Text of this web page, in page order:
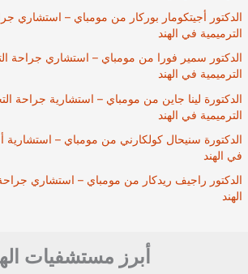
الدكتور أجيتكومار بوركار من مومباي – استشاري
الترميمية في الهند
الدكتور سمير فورا من مومباي – استشاري جراحة
الترميمية في الهند
الدكتورة لينا جاين من مومباي – استشارية جراحة
الترميمية في الهند
الدكتورة سنيحال كولكارني من مومباي –
في الهند
الدكتور راجيف ريدكار من مومباي – استشاري
الهند
أبرز مستشفيات